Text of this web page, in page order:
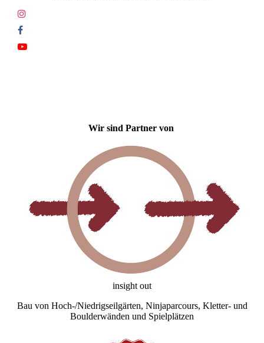
Wir sind Partner von
insight out
Bau von Hoch-/Niedrigseilgärten, Ninjaparcours, Kletter- und
Boulderwänden und Spielplätzen